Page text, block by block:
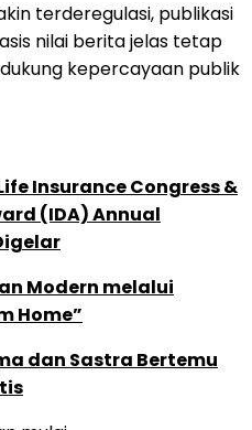
terderegulasi, publikasi
nilai berita jelas tetap
kepercayaan publik
Insurance Congress &
(IDA) Annual
Modern melalui
Home”
dan Sastra Bertemu